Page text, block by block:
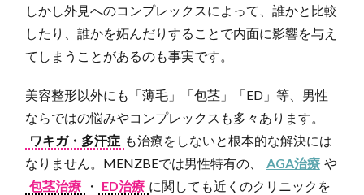
しかし外見へのコンプレックスによって、誰かと比較
したり、誰かを妬んだりすることで内面に影響を与え
てしまうことがあるのも事実です。
美容整形以外にも「薄毛」「包茎」「ED」等、男性
ならではの悩みやコンプレックスも多々あります。
ワキガ・多汗症 も治療をしないと根本的な解決には
なりません。MENZBEでは男性特有の、
AGA治療 や
包茎治療
・ ED治療 に関しても近くのクリニックを